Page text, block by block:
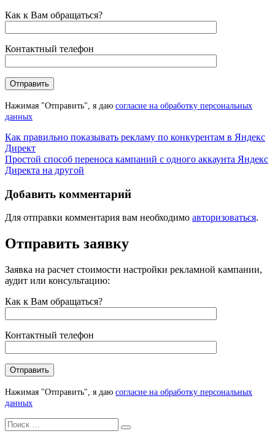
Как к Вам обращаться?
Контактный телефон
Нажимая "Отправить", я даю согласие на обработку персональных
данных
Навигация
по
записям
Как правильно показывать рекламу по конкурентам в Яндекс
Директ
Простой способ переноса кампаний с одного аккаунта Яндекс
Директа на другой
Добавить комментарий
Для отправки комментария вам необходимо авторизоваться.
Отправить заявку
Заявка на расчет стоимости настройки рекламной кампании,
аудит или консультацию:
Как к Вам обращаться?
Контактный телефон
Нажимая "Отправить", я даю согласие на обработку персональных
данных
Искать
Search